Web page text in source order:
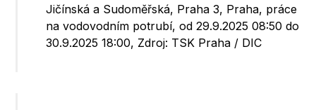
Jičínská a Sudoměřská, Praha 3, Praha, práce
na vodovodním potrubí, od 29.9.2025 08:50 do
30.9.2025 18:00, Zdroj: TSK Praha / DIC